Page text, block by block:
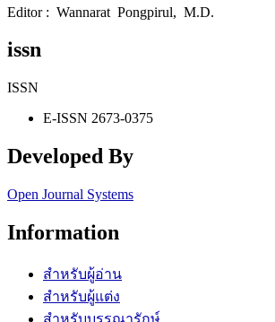
Editor : Wannarat Pongpirul, M.D.
issn
ISSN
E-ISSN 2673-0375
Developed By
Open Journal Systems
Information
สำหรับผู้อ่าน
สำหรับผู้แต่ง
สำหรับบรรณารักษ์